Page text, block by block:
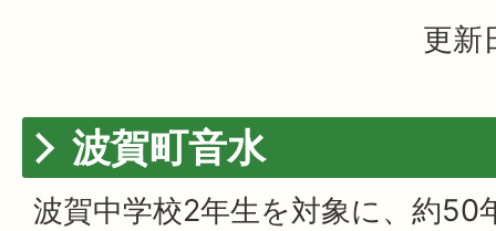
更新
波賀町音水
波賀中学校2年生を対象に、約50